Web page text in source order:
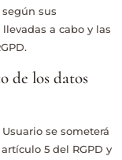
sus
a cabo y las
de los datos
se someterá
5 del RGPD y